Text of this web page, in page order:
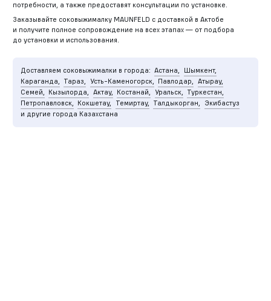
потребности, а также предоставят консультации по установке.
Заказывайте соковыжималку MAUNFELD с доставкой в Актобе
и получите полное сопровождение на всех этапах — от подбора
до установки и использования.
Доставляем соковыжималки в города: Астана,
Шымкент,
Караганда, Тараз, Усть-Каменогорск, Павлодар, Атырау,
Семей, Кызылорда, Актау, Костанай, Уральск, Туркестан,
Петропавловск, Кокшетау, Темиртау, Талдыкорган,
Экибастуз
и другие города Казахстана